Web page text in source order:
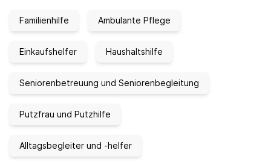
Familienhilfe Ambulante Pflege
Einkaufshelfer Haushaltshilfe
Seniorenbetreuung und Seniorenbegleitung
Putzfrau und Putzhilfe
Alltagsbegleiter und -helfer